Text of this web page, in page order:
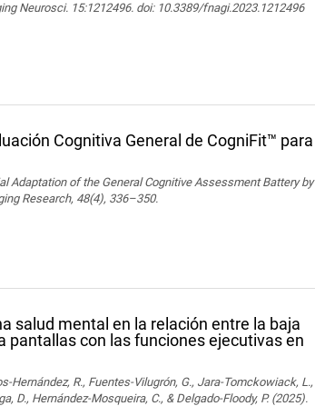
Neurosci. 15:1212496. doi: 10.3389/fnagi.2023.1212496
Cognitiva General de CogniFit™ para
Adaptation of the General Cognitive Assessment Battery by
Research, 48(4), 336–350.
salud mental en la relación entre la baja
con las funciones ejecutivas en
Hernández, R., Fuentes-Vilugrón, G., Jara-Tomckowiack, L.,
D., Hernández-Mosqueira, C., & Delgado-Floody, P. (2025).